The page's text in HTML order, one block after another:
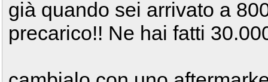
già quando sei arrivato a
precarico!! Ne hai fatti